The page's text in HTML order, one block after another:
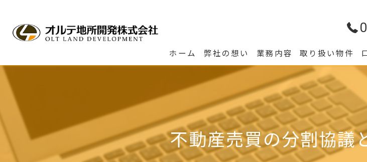
ホーム 弊社の想い 業務内容 取り扱い物件
不動産売買の分割協議